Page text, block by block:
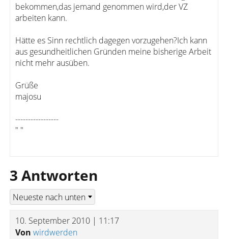
bekommen,das jemand genommen wird,der VZ
arbeiten kann.
Hätte es Sinn rechtlich dagegen vorzugehen?Ich kann
aus gesundheitlichen Gründen meine bisherige Arbeit
nicht mehr ausüben.
Grüße
majosu
-----------------
" "
3 Antworten
10. September 2010 | 11:17
Von wirdwerden